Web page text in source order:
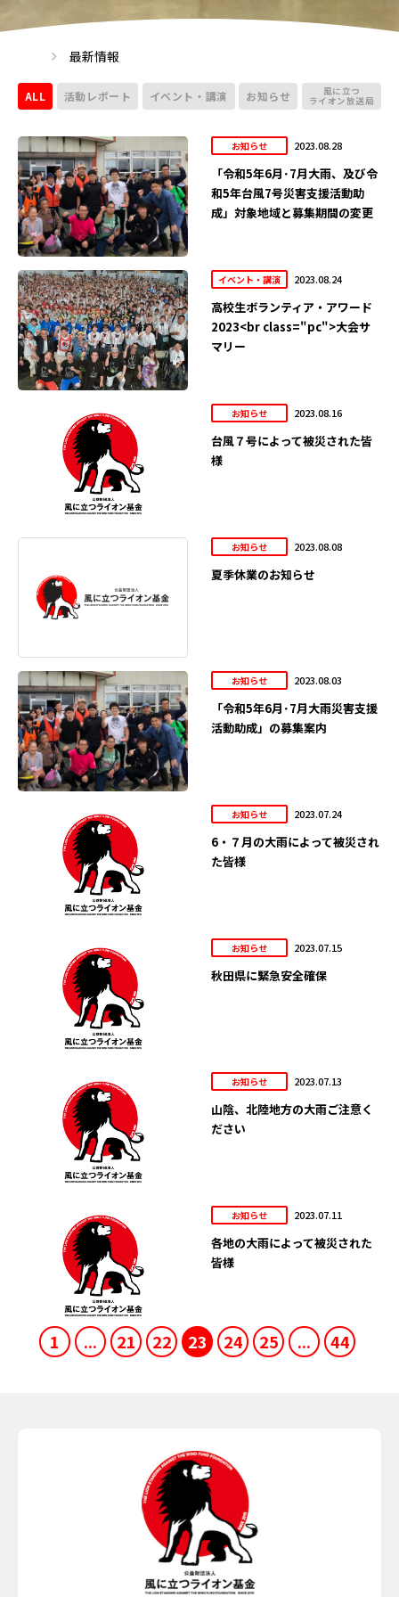
最新情報
ALL 活動レポート イベント・講演 お知らせ 風に立つ
ライオン放送局
お知らせ 2023.08.28
「令和5年6月･7月大雨、及び令
和5年台風7号災害支援活動助
成」対象地域と募集期間の変更
イベント・講演 2023.08.24
高校生ボランティア・アワード
2023<br class="pc">大会サ
マリー
お知らせ 2023.08.16
台風７号によって被災された皆
様
お知らせ 2023.08.08
夏季休業のお知らせ
お知らせ 2023.08.03
「令和5年6月･7月大雨災害支援
活動助成」の募集案内
お知らせ 2023.07.24
6・７月の大雨によって被災され
た皆様
お知らせ 2023.07.15
秋田県に緊急安全確保
お知らせ 2023.07.13
山陰、北陸地方の大雨ご注意く
ださい
お知らせ 2023.07.11
各地の大雨によって被災された
皆様
1 ... 21 22 23 24 25 ... 44